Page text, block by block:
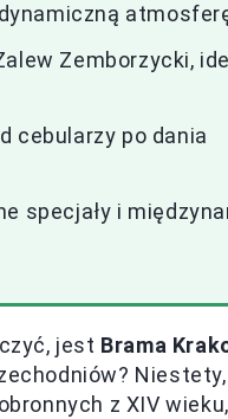
Zemborzycki,
cebularzy po dania
specjały i
jest Brama
z XIV